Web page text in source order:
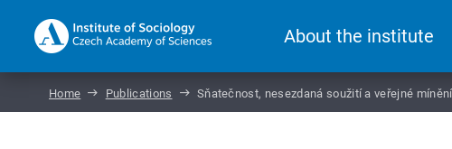
About the institute
Home Publications Sňatečnost, nesezdaná soužití a veřejné